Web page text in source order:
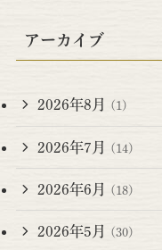
アーカイブ
2026年8月 (1)
2026年7月 (14)
2026年6月 (18)
2026年5月 (30)